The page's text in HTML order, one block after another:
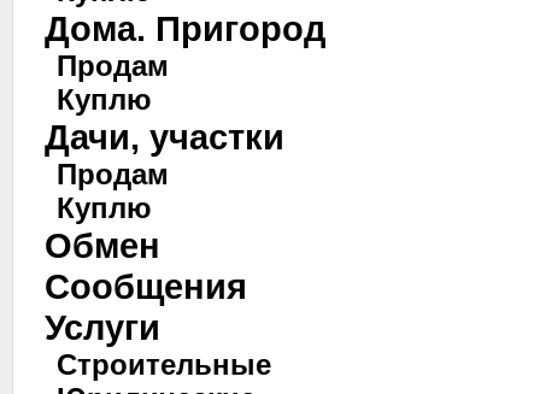
Дома. Пригород
Продам
Куплю
Дачи, участки
Продам
Куплю
Обмен
Сообщения
Услуги
Строительные